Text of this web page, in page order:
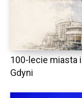
100-lecie miasta
Gdyni